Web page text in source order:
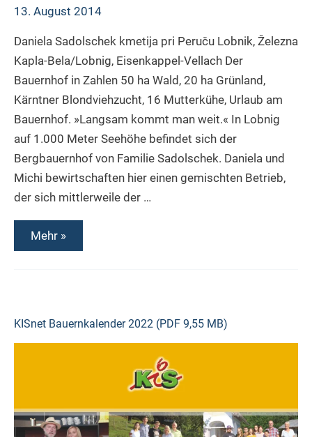
13. August 2014
Daniela Sadolschek kmetija pri Peruču Lobnik, Železna
Kapla-Bela/Lobnig, Eisenkappel-Vellach Der
Bauernhof in Zahlen 50 ha Wald, 20 ha Grünland,
Kärntner Blondviehzucht, 16 Mutterkühe, Urlaub am
Bauernhof. »Langsam kommt man weit.« In Lobnig
auf 1.000 Meter Seehöhe befindet sich der
Bergbauernhof von Familie Sadolschek. Daniela und
Michi bewirtschaften hier einen gemischten Betrieb,
der sich mittlerweile der …
Daniela
Sadolschek
kmetija
Mehr »
KISnet Bauernkalender2022 (PDF 9,55 MB)